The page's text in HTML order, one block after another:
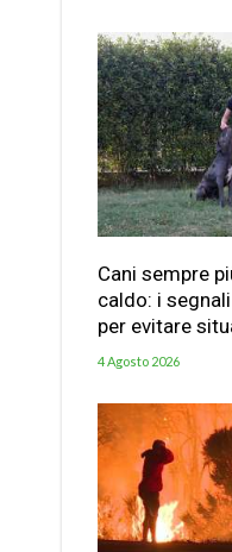
Cani sempre
caldo: i
per evitare
4 Agosto 2026